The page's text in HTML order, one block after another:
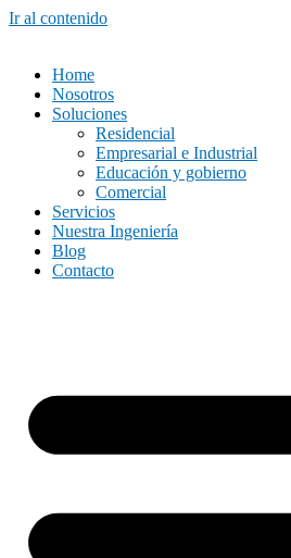
Ir al contenido
Home
Nosotros
Soluciones
Residencial
Empresarial e Industrial
Educación y gobierno
Comercial
Servicios
Nuestra Ingeniería
Blog
Contacto